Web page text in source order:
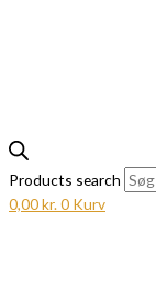
Products search
0,00kr.0 Kurv